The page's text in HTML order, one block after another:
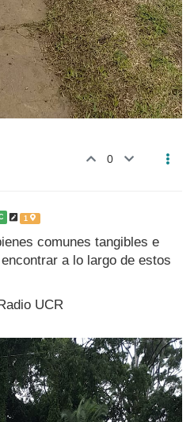
0
1
comunes tangibles e
a lo largo de estos
UCR